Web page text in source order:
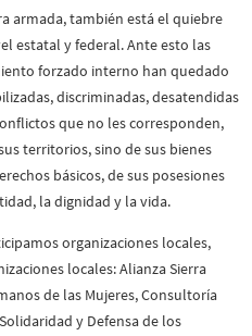
armada, también está el quiebre
estatal y federal. Ante esto las
forzado interno han quedado
discriminadas, desatendidas
que no les corresponden,
territorios, sino de sus bienes
básicos, de sus posesiones
la dignidad y la vida.
organizaciones locales,
locales: Alianza Sierra
de las Mujeres, Consultoría
y Defensa de los